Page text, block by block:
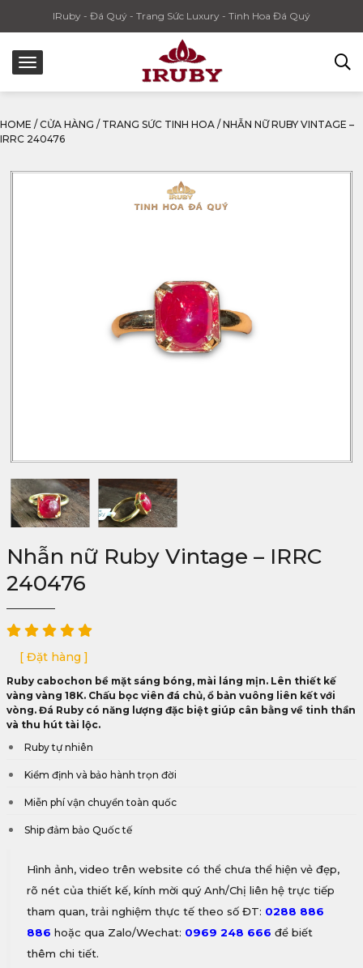
IRuby - Đá Quý - Trang Sức Luxury - Tinh Hoa Đá Quý
HOME / CỬA HÀNG / TRANG SỨC TINH HOA / NHẪN NỮ RUBY VINTAGE –
IRRC 240476
Nhẫn nữ Ruby Vintage – IRRC
240476
[ Đặt hàng ]
Ruby cabochon bề mặt sáng bóng, mài láng mịn. Lên thiết kế
vàng vàng 18K. Chấu bọc viên đá chủ, ổ bản vuông liên kết với
vòng. Đá Ruby có năng lượng đặc biệt giúp cân bằng về tinh thần
và thu hút tài lộc.
Ruby tự nhiên
Kiểm định và bảo hành trọn đời
Miễn phí vận chuyển toàn quốc
Ship đảm bảo Quốc tế
Hình ảnh, video trên website có thể chưa thể hiện vẻ đẹp,
rõ nét của thiết kế, kính mời quý Anh/Chị liên hệ trực tiếp
tham quan, trải nghiệm thực tế theo số ĐT: 0288 886
886 hoặc qua Zalo/Wechat: 0969 248 666 để biết
thêm chi tiết.